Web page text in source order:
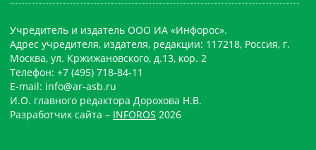
Учредитель и издатель ООО ИА «Инфорос».
Адрес учредителя, издателя, редакции: 117218, Россия, г.
Москва, ул. Кржижановского, д.13, кор. 2
Телефон: +7 (495) 718-84-11
E-mail: info@ar-asb.ru
И.О. главного редактора Дорохова Н.В.
Разработчик сайта – INFOROS 2026